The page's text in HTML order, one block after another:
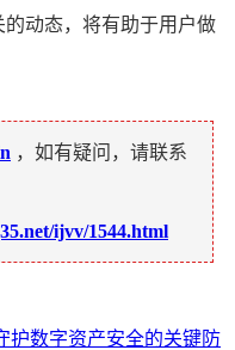
的动态，将有助于用户做
，如有疑问，请联系
ijvv/1544.html
护数字资产安全的关键防